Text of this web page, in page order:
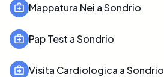
Mappatura Nei a Sondrio
Pap Test a Sondrio
Visita Cardiologica a Sondrio